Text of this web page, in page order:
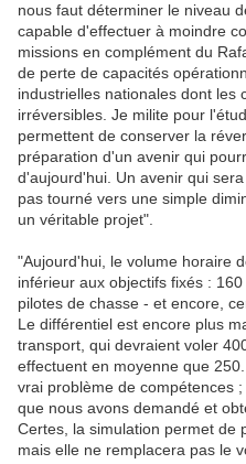
nous faut déterminer le niveau
capable d'effectuer à moindre
missions en complément du
de perte de capacités
industrielles nationales dont les
irréversibles. Je milite pour
permettent de conserver la
préparation d'un avenir qui
d'aujourd'hui. Un avenir qui
pas tourné vers une simple
un véritable projet".
"Aujourd'hui, le volume horaire
inférieur aux objectifs fixés :
pilotes de chasse - et encore,
Le différentiel est encore plus
transport, qui devraient voler
effectuent en moyenne que
vrai problème de compétences
que nous avons demandé et
Certes, la simulation permet de
mais elle ne remplacera pas le